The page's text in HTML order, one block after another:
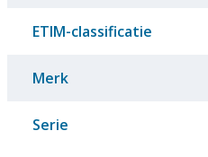
ETIM-classificatie
Merk
Serie